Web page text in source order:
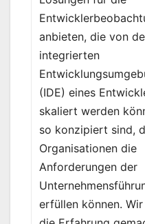
anbieten, die von
integrierten
(IDE) eines
skaliert werden
so konzipiert sind,
Organisationen die
Anforderungen der
erfüllen können.